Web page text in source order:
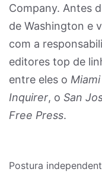
Company. Antes
de Washington e
com a
editores top de
entre eles o
Inquirer, o San
Free Press.
Postura